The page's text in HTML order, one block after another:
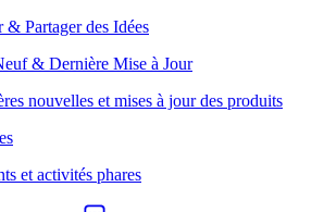
& Partager des Idées
& Dernière Mise à Jour
nouvelles et mises à jour des produits
et activités phares